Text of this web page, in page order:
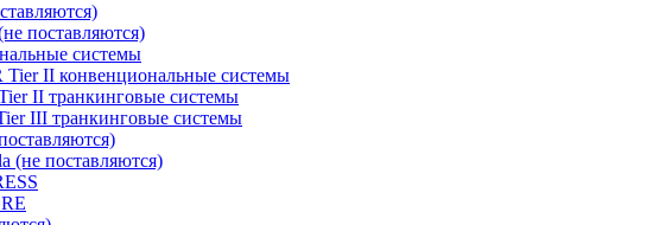
поставляются)
системы
II конвенциональные системы
II транкинговые системы
III транкинговые системы
(не поставляются)